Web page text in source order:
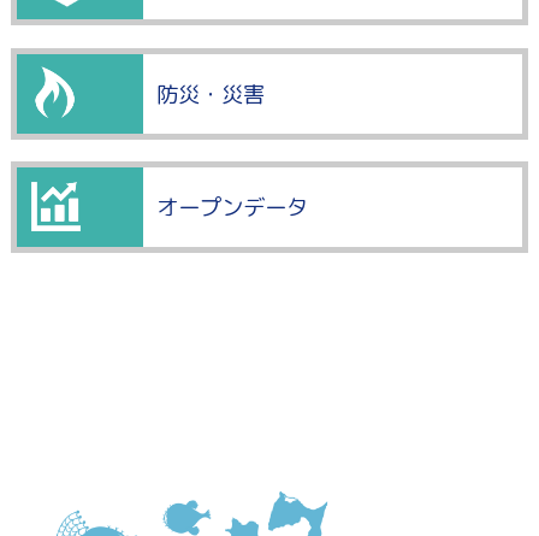
防災・災害
オープンデータ